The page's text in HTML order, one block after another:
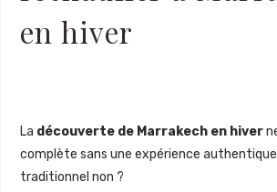
en hiver
La découverte de Marrakech en hiver
complète sans une expérience
traditionnel non ?